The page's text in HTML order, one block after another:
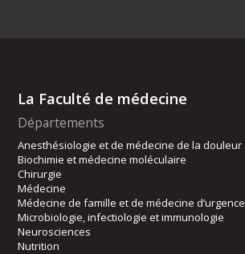
La Faculté de médecine
Départements
Anesthésiologie et de médecine de la douleur
Biochimie et médecine moléculaire
Chirurgie
Médecine
Médecine de famille et de médecine d’urgence
Microbiologie, infectiologie et immunologie
Neurosciences
Nutrition